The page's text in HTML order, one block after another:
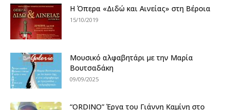
H Όπερα «Διδώ και Αινείας» στη Βέροια
15/10/2019
Μουσικό αλφαβητάρι με την Μαρία
Βουτσαδάκη
09/09/2025
“ORDINO” Έργα του Γιάννη Καμίνη στο